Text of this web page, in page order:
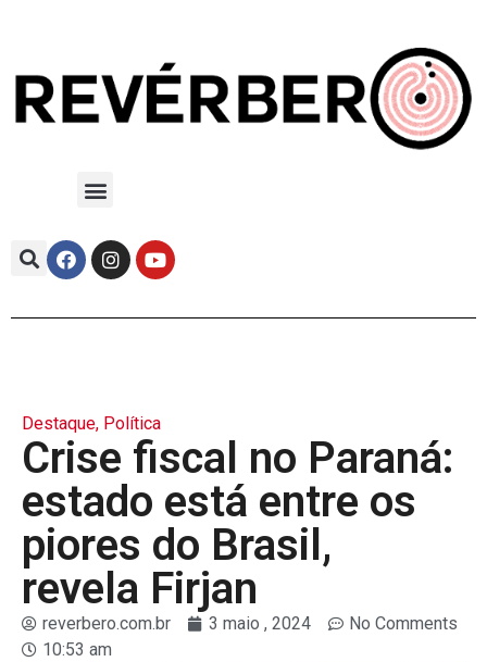
Destaque, Política
Crise fiscal no Paraná:
estado está entre os
piores do Brasil,
revela Firjan
reverbero.com.br 3 maio , 2024
No Comments
10:53 am